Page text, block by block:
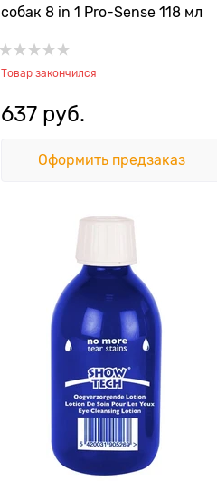
собак 8 in 1 Pro-Sense 118 мл
Товар закончился
637 руб.
Оформить предзаказ